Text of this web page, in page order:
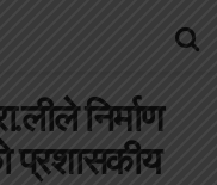
निर्माण
प्रशासकीय